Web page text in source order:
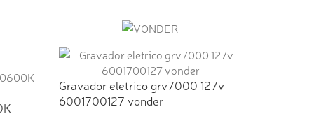
Gravador eletrico grv7000 127v
6001700127 vonder